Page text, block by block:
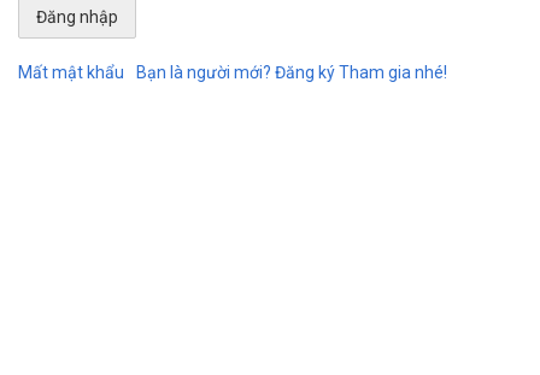
Mất mật khẩu Bạn là người mới? Đăng ký Tham gia nhé!